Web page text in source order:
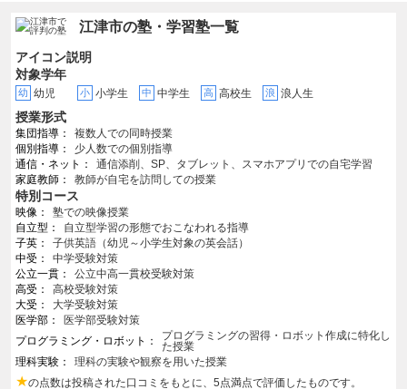
江津市の塾・学習塾一覧
アイコン説明
対象学年
幼 幼児 小 小学生 中 中学生 高 高校生 浪 浪人生
授業形式
集団指導
複数人での同時授業
個別指導
少人数での個別指導
通信・ネット
通信添削、SP、タブレット、スマホアプリでの自宅学習
家庭教師
教師が自宅を訪問しての授業
特別コース
映像
塾での映像授業
自立型
自立型学習の形態でおこなわれる指導
子英
子供英語（幼児～小学生対象の英会話）
中受
中学受験対策
公立一貫
公立中高一貫校受験対策
高受
高校受験対策
大受
大学受験対策
医学部
医学部受験対策
プログラミング・ロボット
プログラミングの習得・ロボット作成に特化し
た授業
理科実験
理科の実験や観察を用いた授業
★の点数は投稿された口コミをもとに、5点満点で評価したものです。